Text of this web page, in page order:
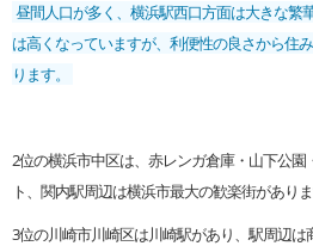
昼間人口が多く、横浜駅西口方面は大きな繁
は高くなっていますが、利便性の良さから住
ります。
2位の横浜市中区は、赤レンガ倉庫・山下公
ト、関内駅周辺は横浜市最大の歓楽街がありま
3位の川崎市川崎区は川崎駅があり、駅周辺